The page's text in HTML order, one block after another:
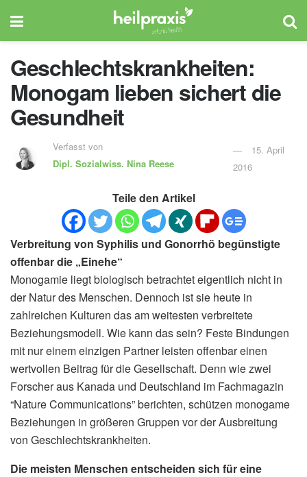
Geschlechtskrankheiten:
Monogam lieben sichert die
Gesundheit
Verfasst von
Dipl. Sozialwiss. Nina Reese
15. April
2016
Teile den Artikel
Verbreitung von Syphilis und Gonorrhö begünstigte
offenbar die „Einehe“
Monogamie liegt biologisch betrachtet eigentlich nicht in
der Natur des Menschen. Dennoch ist sie heute in
zahlreichen Kulturen das am weitesten verbreitete
Beziehungsmodell. Wie kann das sein? Feste Bindungen
mit nur einem einzigen Partner leisten offenbar einen
wertvollen Beitrag für die Gesellschaft. Denn wie zwei
Forscher aus Kanada und Deutschland im Fachmagazin
“Nature Communications” berichten, schützen monogame
Beziehungen in größeren Gruppen vor der Ausbreitung
von Geschlechtskrankheiten.
Die meisten Menschen entscheiden sich für eine